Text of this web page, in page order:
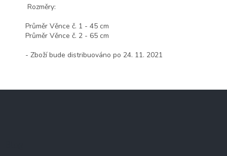
Rozměry:
Průměr Věnce č. 1 - 45 cm
Průměr Věnce č. 2 - 65 cm
- Zboží bude distribuováno po 24. 11. 2021